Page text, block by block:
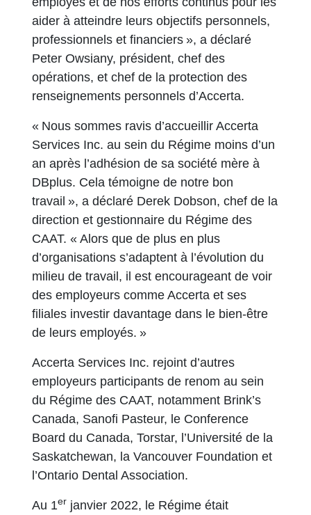
aider à atteindre leurs objectifs personnels,
professionnels et financiers », a déclaré
Peter Owsiany, président, chef des
opérations, et chef de la protection des
renseignements personnels d’Accerta.
« Nous sommes ravis d’accueillir Accerta
Services Inc. au sein du Régime moins d’un
an après l’adhésion de sa société mère à
DBplus. Cela témoigne de notre bon
travail », a déclaré Derek Dobson, chef de la
direction et gestionnaire du Régime des
CAAT. « Alors que de plus en plus
d’organisations s’adaptent à l’évolution du
milieu de travail, il est encourageant de voir
des employeurs comme Accerta et ses
filiales investir davantage dans le bien-être
de leurs employés. »
Accerta Services Inc. rejoint d’autres
employeurs participants de renom au sein
du Régime des CAAT, notamment Brink’s
Canada, Sanofi Pasteur, le Conference
Board du Canada, Torstar, l’Université de la
Saskatchewan, la Vancouver Foundation et
l’Ontario Dental Association.
Au 1er janvier 2022, le Régime était